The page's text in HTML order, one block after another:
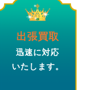
出張買取
迅速に対応
いたします。